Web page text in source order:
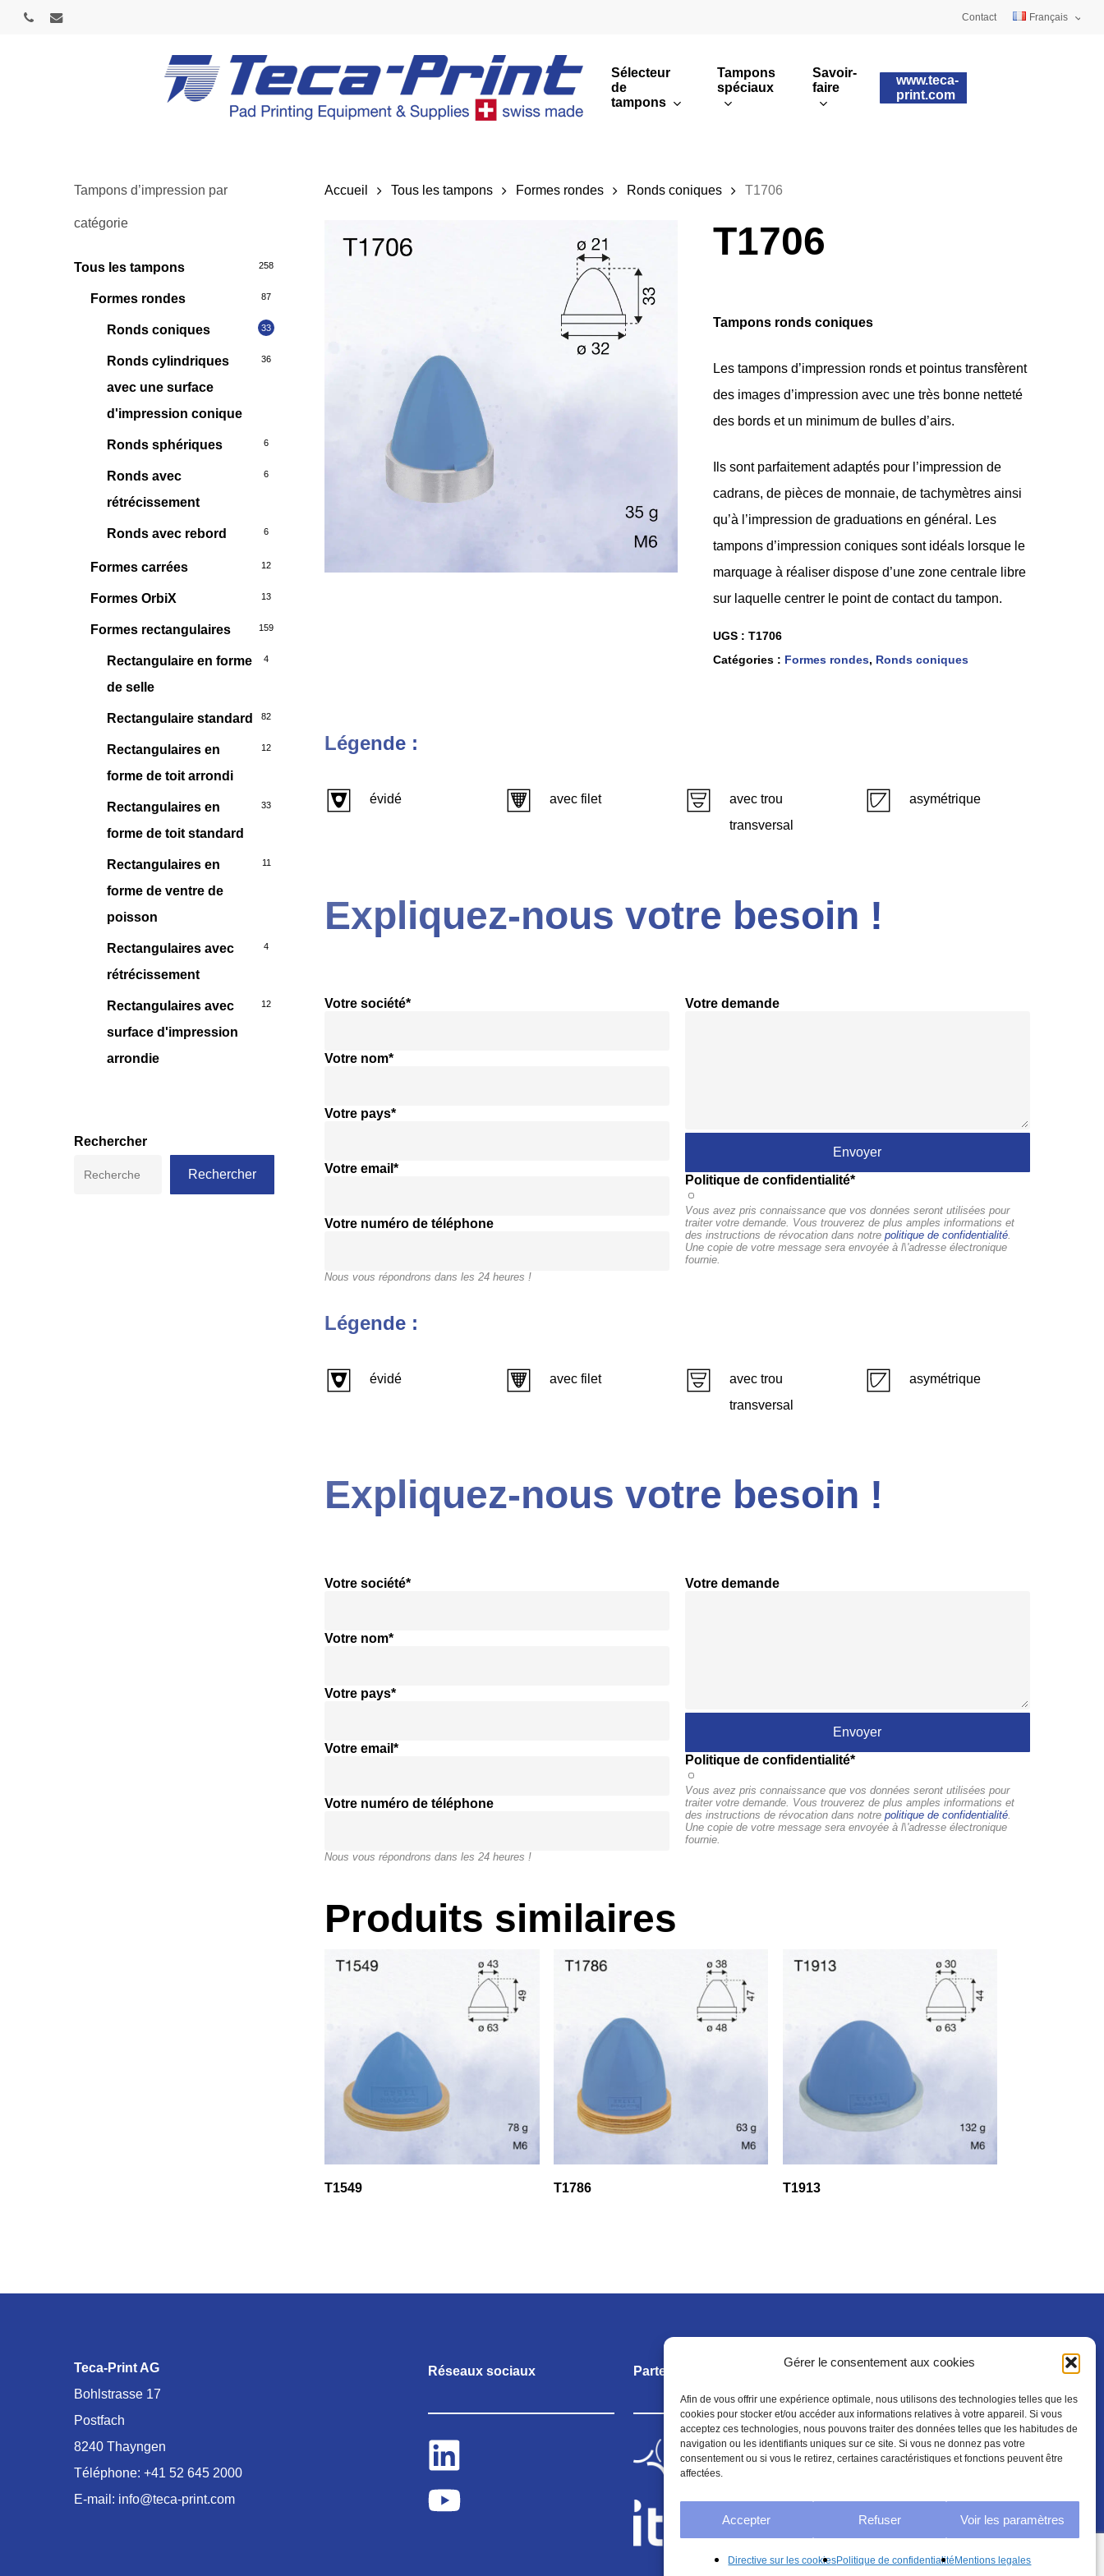
Gérer le consentement aux cookies
Afin de vous offrir une expérience optimale, nous utilisons des technologies telles que les
cookies pour stocker et/ou accéder aux informations relatives à votre appareil. Si vous
acceptez ces technologies, nous pouvons traiter des données telles que les habitudes de
navigation ou les identifiants uniques sur ce site. Si vous ne donnez pas votre
consentement ou si vous le retirez, certaines caractéristiques et fonctions peuvent être
affectées.
Accepter Refuser Voir les paramètres
Directive sur les cookiesPolitique de confidentialité Mentions legales
Skip
Contact Français
Sélecteur
de
tampons
Sommaire
Tampons
spéciaux
Savoir-
faire
www.teca-
print.com
Tampons d’impression par
catégorie
Tous les tampons 258
Formes rondes 87
Ronds coniques 33
Ronds cylindriques
avec une surface
d'impression conique
36
Ronds sphériques 6
Ronds avec
rétrécissement
6
Ronds avec rebord 6
Formes carrées 12
Formes OrbiX 13
Formes rectangulaires 159
Rectangulaire en forme
de selle
4
Rectangulaire standard 82
Rectangulaires en
forme de toit arrondi
12
Rectangulaires en
forme de toit standard
33
Rectangulaires en
forme de ventre de
poisson
11
Rectangulaires avec
rétrécissement
4
Rectangulaires avec
surface d'impression
arrondie
12
Rechercher
Rechercher
Accueil Tous les tampons Formes rondes Ronds coniques T1706
T1706
Tampons ronds coniques
Les tampons d’impression ronds et pointus transfèrent
des images d’impression avec une très bonne netteté
des bords et un minimum de bulles d’airs.
Ils sont parfaitement adaptés pour l’impression de
cadrans, de pièces de monnaie, de tachymètres ainsi
qu’à l’impression de graduations en général. Les
tampons d’impression coniques sont idéals lorsque le
marquage à réaliser dispose d’une zone centrale libre
sur laquelle centrer le point de contact du tampon.
UGS : T1706
Catégories : Formes rondes, Ronds coniques
Légende :
évidé avec filet
avec trou
transversal
asymétrique
Expliquez-nous votre besoin !
Votre société*
Votre nom*
Votre pays*
Votre email*
Votre numéro de téléphone
Nous vous répondrons dans les 24 heures !
Votre demande
Politique de confidentialité*
Vous avez pris connaissance que vos données seront utilisées pour
traiter votre demande. Vous trouverez de plus amples informations et
des instructions de révocation dans notre politique de confidentialité.
Une copie de votre message sera envoyée à l\'adresse électronique
fournie.
Légende :
évidé avec filet
avec trou
transversal
asymétrique
Expliquez-nous votre besoin !
Votre société*
Votre nom*
Votre pays*
Votre email*
Votre numéro de téléphone
Nous vous répondrons dans les 24 heures !
Votre demande
Politique de confidentialité*
Vous avez pris connaissance que vos données seront utilisées pour
traiter votre demande. Vous trouverez de plus amples informations et
des instructions de révocation dans notre politique de confidentialité.
Une copie de votre message sera envoyée à l\'adresse électronique
fournie.
Produits similaires
T1549 T1786 T1913
Teca-Print AG
Bohlstrasse 17
Postfach
8240 Thayngen
Téléphone: +41 52 645 2000
E-mail: info@teca-print.com
Réseaux sociaux Partenariats Mentions légales
Mentions legales
Conditions générales